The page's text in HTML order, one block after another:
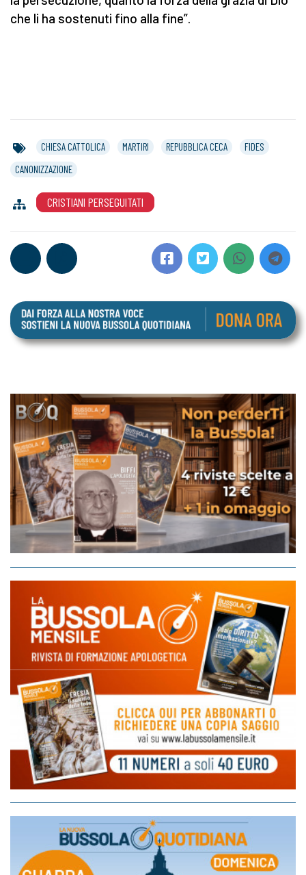
che li ha sostenuti fino alla fine”.
CHIESA CATTOLICA MARTIRI REPUBBLICA CECA
FIDES
CANONIZZAZIONE
CRISTIANI PERSEGUITATI